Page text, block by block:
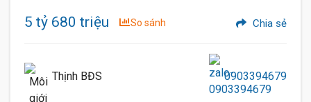
5 tỷ 680 triệu So sánh Chia sẻ
Thịnh BĐS 0903394679